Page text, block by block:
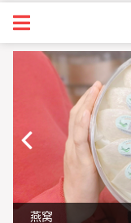
燕窝